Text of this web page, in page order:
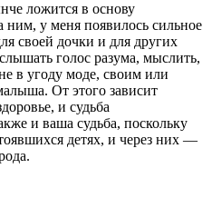
ложится в основу
ним, у меня появилось сильное
своей дочки и для других
голос разума, мыслить,
в угоду моде, своим или
От этого зависит
и судьба
и ваша судьба, поскольку
детях, и через них —